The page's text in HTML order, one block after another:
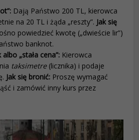
Dają Państwo 200 TL, kierowca
na 20 TL i żąda „reszty”. Jak się
powiedzieć kwotę („dwieście lir”)
banknot.
„stała cena”: Kierowca
taksimetre(licznika) i podaje
Jak się bronić: Proszę wymagać
i zamówić inny kurs przez